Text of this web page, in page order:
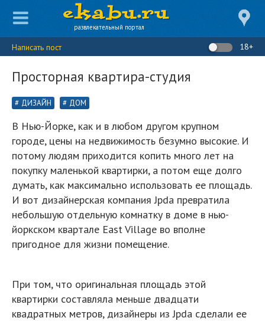
развлекательный портал
Написать пост 18+
Просторная квартира-студия
ДИЗАЙН ДОМ
В Нью-Йорке, как и в любом другом крупном
городе, цены на недвижимость безумно высокие. И
потому людям приходится копить много лет на
покупку маленькой квартирки, а потом еще долго
думать, как максимально использовать ее площадь.
И вот дизайнерская компания Jpda превратила
небольшую отдельную комнатку в доме в нью-
йоркском квартале East Village во вполне
пригодное для жизни помещение.
При том, что оригинальная площадь этой
квартирки составляла меньше двадцати
квадратных метров, дизайнеры из Jpda сделали ее